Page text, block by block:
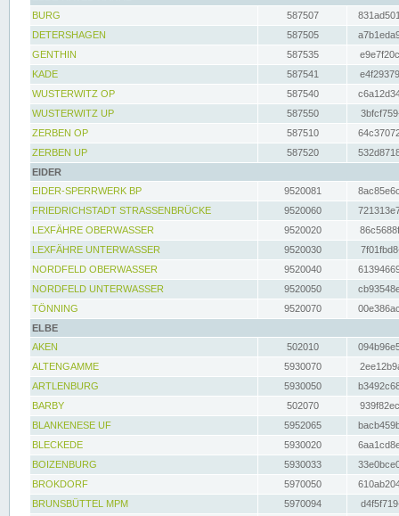
BURG
587507
DETERSHAGEN
587505
GENTHIN
587535
KADE
587541
WUSTERWITZ OP
587540
WUSTERWITZ UP
587550
ZERBEN OP
587510
ZERBEN UP
587520
EIDER
EIDER-SPERRWERK BP
9520081
FRIEDRICHSTADT STRASSENBRÜCKE
9520060
LEXFÄHRE OBERWASSER
9520020
LEXFÄHRE UNTERWASSER
9520030
NORDFELD OBERWASSER
9520040
NORDFELD UNTERWASSER
9520050
TÖNNING
9520070
ELBE
AKEN
502010
ALTENGAMME
5930070
ARTLENBURG
5930050
BARBY
502070
BLANKENESE UF
5952065
BLECKEDE
5930020
BOIZENBURG
5930033
BROKDORF
5970050
BRUNSBÜTTEL MPM
5970094